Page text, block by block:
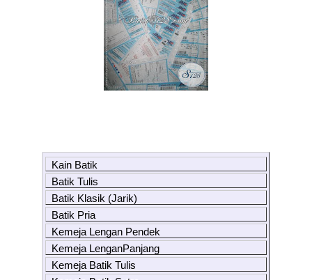
Kain Batik
Batik Tulis
Batik Klasik (Jarik)
Batik Pria
Kemeja Lengan Pendek
Kemeja LenganPanjang
Kemeja Batik Tulis